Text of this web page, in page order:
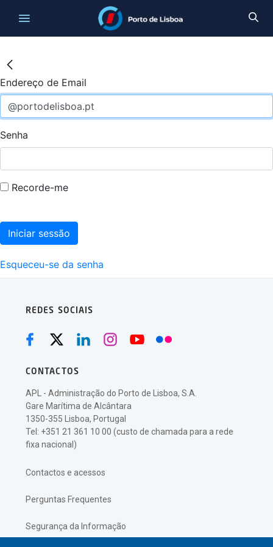
Endereço de Email
Senha
Recorde-me
Iniciar sessão
Esqueceu-se da senha
REDES SOCIAIS
CONTACTOS
APL - Administração do Porto de Lisboa, S.A.
Gare Marítima de Alcântara
1350-355 Lisboa, Portugal
Tel: +351 21 361 10 00 (custo de chamada para a rede
fixa nacional)
Contactos e acessos
Perguntas Frequentes
Segurança da Informação